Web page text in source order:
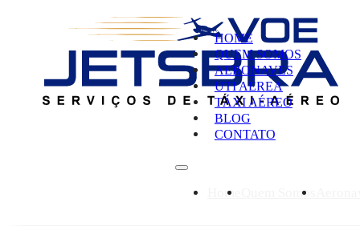
HOME
QUEM SOMOS
AERONAVES
UTI AÉREA
TÁXI AÉREO
BLOG
CONTATO
Home Quem Somos